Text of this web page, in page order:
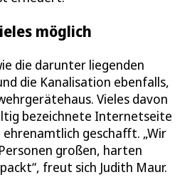
möglich
die darunter liegenden
die Kanalisation ebenfalls,
Vieles davon
bezeichnete Internetseite
geschafft. „Wir
großen, harten
freut sich Judith Maur.